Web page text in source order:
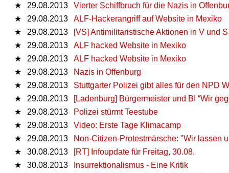
★
29.08.2013
Vierter Schiffbruch für die Nazis in
★
29.08.2013
ALF-Hackerangriff auf Website in Mexiko
★
29.08.2013
[VS] Antimilitaristische Aktionen in V und S
★
29.08.2013
ALF hacked Website in Mexiko
★
29.08.2013
ALF hacked Website in Mexiko
★
29.08.2013
Nazis in Offenburg
★
29.08.2013
Stuttgarter Polizei gibt alles für den NPD
★
29.08.2013
[Ladenburg] Bürgermeister und BI “Wir
★
29.08.2013
Polizei stürmt Teestube
★
29.08.2013
Video: Erste Tage Klimacamp
★
29.08.2013
Non-Citizen-Protestmärsche: "Wir lassen
★
30.08.2013
[RT] Infoupdate für Freitag, 30.08.
★
30.08.2013
Insurrektionalismus - Eine Kritik